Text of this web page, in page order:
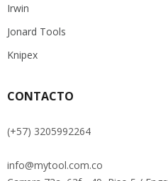
Irwin
Jonard Tools
Knipex
CONTACTO
(+57) 3205992264
info@mytool.com.co